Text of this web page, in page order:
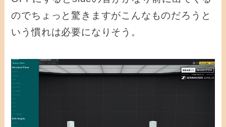
のでちょっと驚きますがこんなものだろうと
いう慣れは必要になりそう。